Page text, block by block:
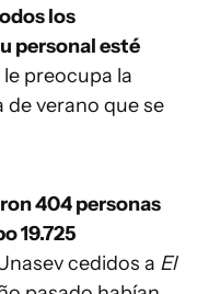
los
personal esté
le preocupa la
verano que se
404 personas
19.725
cedidos a El